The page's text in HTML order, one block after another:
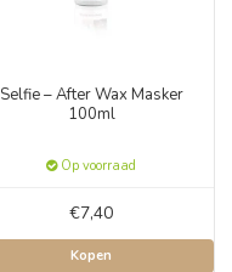
Selfie – After Wax Masker
100ml
Op voorraad
€7,40
Kopen